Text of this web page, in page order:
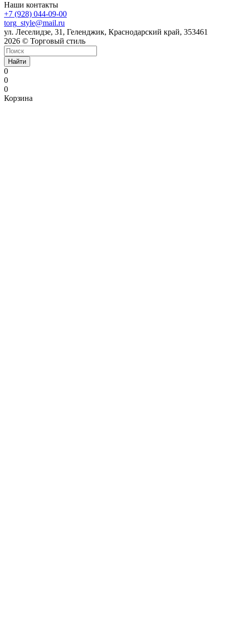
Наши контакты
+7 (928) 044-09-00
torg_style@mail.ru
ул. Леселидзе, 31, Геленджик, Краснодарский край, 353461
2026 © Торговый стиль
Найти
0
0
0
Корзина